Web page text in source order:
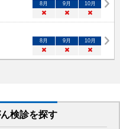
8月 9月 10月
× × ×
8月 9月 10月
× × ×
検診を探す